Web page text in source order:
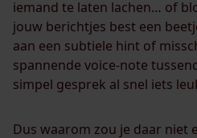
iemand te laten lachen… of
jouw berichtjes best een
aan een subtiele hint of
spannende voice-note
simpel gesprek al snel iets
Dus waarom zou je daar niet